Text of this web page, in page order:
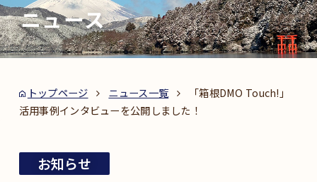
ニュース
トップページ ニュース一覧
「箱根DMO Touch!」
活用事例インタビューを公開しました！
お知らせ